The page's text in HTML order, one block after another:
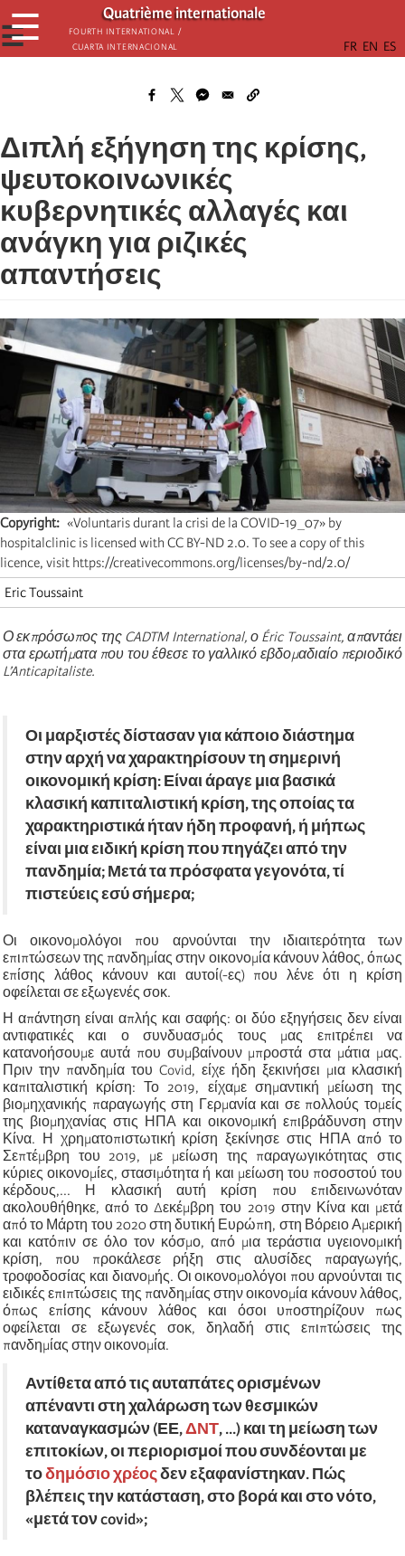
Παράκαμψη
προς
το
Quatrième internationale
Fourth International /
Cuarta Internacional
☰
☰
Διπλή εξήγηση της κρίσης,
ψευτοκοινωνικές
κυβερνητικές αλλαγές και
ανάγκη για ριζικές
απαντήσεις
Copyright
«Voluntaris durant la crisi de la COVID-19_07» by
hospitalclinic is licensed with CC BY-ND 2.0. To see a copy of this
licence, visit https://creativecommons.org/licenses/by-nd/2.0/
Eric Toussaint
Ο εκπρόσωπος της CADTM International, ο Éric Toussaint, απαντάει
στα ερωτήματα που του έθεσε το γαλλικό εβδομαδιαίο περιοδικό
L’Anticapitaliste.
Οι μαρξιστές δίστασαν για κάποιο διάστημα
στην αρχή να χαρακτηρίσουν τη σημερινή
οικονομική κρίση: Είναι άραγε μια βασικά
κλασική καπιταλιστική κρίση, της οποίας τα
χαρακτηριστικά ήταν ήδη προφανή, ή μήπως
είναι μια ειδική κρίση που πηγάζει από την
πανδημία; Μετά τα πρόσφατα γεγονότα, τί
πιστεύεις εσύ σήμερα;
Οι οικονομολόγοι που αρνούνται την ιδιαιτερότητα των
επιπτώσεων της πανδημίας στην οικονομία κάνουν λάθος, όπως
επίσης λάθος κάνουν και αυτοί(-ες) που λένε ότι η κρίση
οφείλεται σε εξωγενές σοκ.
Η απάντηση είναι απλής και σαφής: οι δύο εξηγήσεις δεν είναι
αντιφατικές και ο συνδυασμός τους μας επιτρέπει να
κατανοήσουμε αυτά που συμβαίνουν μπροστά στα μάτια μας.
Πριν την πανδημία του Covid, είχε ήδη ξεκινήσει μια κλασική
καπιταλιστική κρίση: Το 2019, είχαμε σημαντική μείωση της
βιομηχανικής παραγωγής στη Γερμανία και σε πολλούς τομείς
της βιομηχανίας στις ΗΠΑ και οικονομική επιβράδυνση στην
Κίνα. Η χρηματοπιστωτική κρίση ξεκίνησε στις ΗΠΑ από το
Σεπτέμβρη του 2019, με μείωση της παραγωγικότητας στις
κύριες οικονομίες, στασιμότητα ή και μείωση του ποσοστού του
κέρδους,... Η κλασική αυτή κρίση που επιδεινωνόταν
ακολουθήθηκε, από το Δεκέμβρη του 2019 στην Κίνα και μετά
από το Μάρτη του 2020 στη δυτική Ευρώπη, στη Βόρειο Αμερική
και κατόπιν σε όλο τον κόσμο, από μια τεράστια υγειονομική
κρίση, που προκάλεσε ρήξη στις αλυσίδες παραγωγής,
τροφοδοσίας και διανομής. Οι οικονομολόγοι που αρνούνται τις
ειδικές επιπτώσεις της πανδημίας στην οικονομία κάνουν λάθος,
όπως επίσης κάνουν λάθος και όσοι υποστηρίζουν πως
οφείλεται σε εξωγενές σοκ, δηλαδή στις επιπτώσεις της
πανδημίας στην οικονομία.
Αντίθετα από τις αυταπάτες ορισμένων
απέναντι στη χαλάρωση των θεσμικών
καταναγκασμών (ΕΕ,ΔΝΤ, ...) και τη μείωση των
επιτοκίων, οι περιορισμοί που συνδέονται με
τοδημόσιο χρέοςδεν εξαφανίστηκαν. Πώς
βλέπεις την κατάσταση, στο βορά και στο νότο,
«μετά τον covid»;